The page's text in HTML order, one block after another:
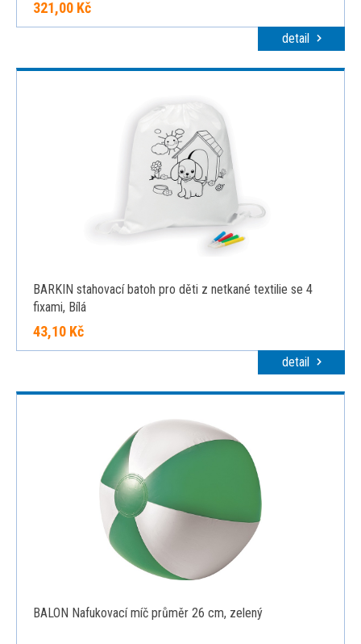
321,00 Kč
detail
BARKIN stahovací batoh pro děti z netkané textilie se 4
fixami, Bílá
43,10 Kč
detail
BALON Nafukovací míč průměr 26 cm, zelený